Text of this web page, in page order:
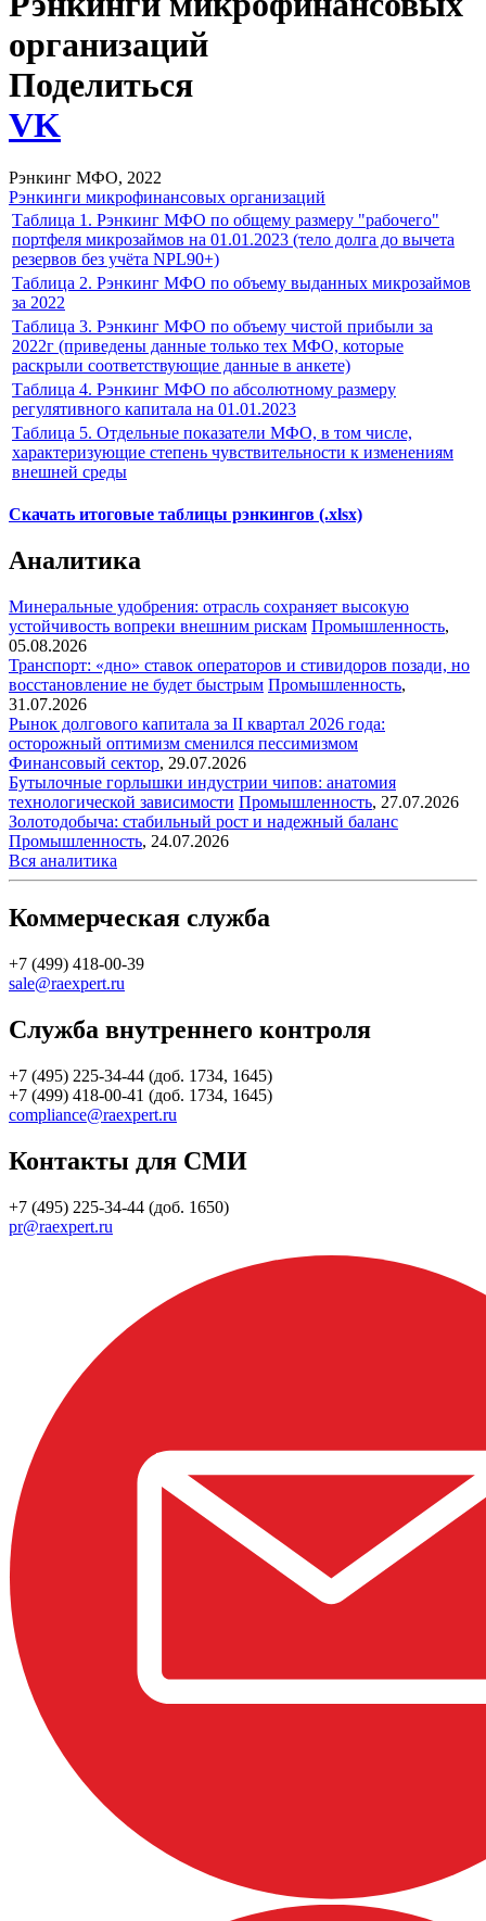
организаций
Поделиться
VK
Рэнкинг МФО, 2022
Рэнкинги микрофинансовых организаций
Таблица 1. Рэнкинг МФО по общему размеру "рабочего"
портфеля микрозаймов на 01.01.2023 (тело долга до вычета
резервов без учёта NPL90+)
Таблица 2. Рэнкинг МФО по объему выданных микрозаймов
за 2022
Таблица 3. Рэнкинг МФО по объему чистой прибыли за
2022г (приведены данные только тех МФО, которые
раскрыли соответствующие данные в анкете)
Таблица 4. Рэнкинг МФО по абсолютному размеру
регулятивного капитала на 01.01.2023
Таблица 5. Отдельные показатели МФО, в том числе,
характеризующие степень чувствительности к изменениям
внешней среды
Скачать итоговые таблицы рэнкингов (.xlsx)
Аналитика
Минеральные удобрения: отрасль сохраняет высокую
устойчивость вопреки внешним рискам Промышленность,
05.08.2026
Транспорт: «дно» ставок операторов и стивидоров позади, но
восстановление не будет быстрым Промышленность,
31.07.2026
Рынок долгового капитала за II квартал 2026 года:
осторожный оптимизм сменился пессимизмом
Финансовый сектор, 29.07.2026
Бутылочные горлышки индустрии чипов: анатомия
технологической зависимости Промышленность, 27.07.2026
Золотодобыча: стабильный рост и надежный баланс
Промышленность, 24.07.2026
Вся аналитика
Коммерческая служба
+7 (499) 418-00-39
sale@raexpert.ru
Служба внутреннего контроля
+7 (495) 225-34-44 (доб. 1734, 1645)
+7 (499) 418-00-41 (доб. 1734, 1645)
compliance@raexpert.ru
Контакты для СМИ
+7 (495) 225-34-44 (доб. 1650)
pr@raexpert.ru